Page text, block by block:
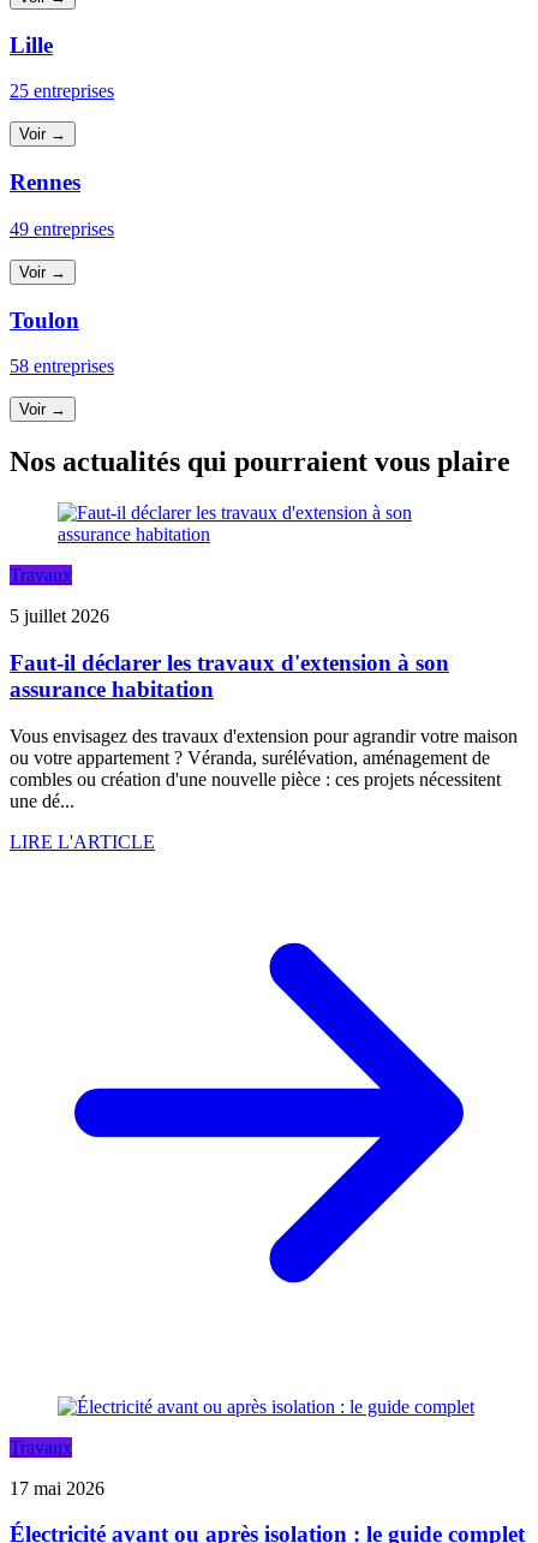
Lille
25 entreprises
Voir →
Rennes
49 entreprises
Voir →
Toulon
58 entreprises
Voir →
Nos actualités qui pourraient vous plaire
Travaux
5 juillet 2026
Faut-il déclarer les travaux d'extension à son
assurance habitation
Vous envisagez des travaux d'extension pour agrandir votre maison
ou votre appartement ? Véranda, surélévation, aménagement de
combles ou création d'une nouvelle pièce : ces projets nécessitent
une dé...
LIRE L'ARTICLE
Travaux
17 mai 2026
Électricité avant ou après isolation : le guide complet